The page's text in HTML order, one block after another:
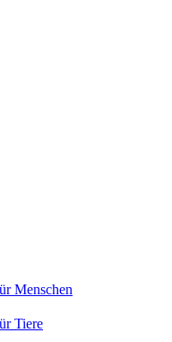
Menschen
Tiere